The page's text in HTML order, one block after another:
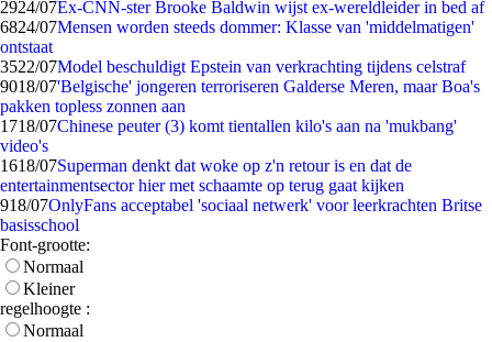
2924/07Ex-CNN-ster Brooke Baldwin wijst ex-wereldleider in bed af
6824/07Mensen worden steeds dommer: Klasse van 'middelmatigen'
ontstaat
3522/07Model beschuldigt Epstein van verkrachting tijdens celstraf
9018/07'Belgische' jongeren terroriseren Galderse Meren, maar Boa's
pakken topless zonnen aan
1718/07Chinese peuter (3) komt tientallen kilo's aan na 'mukbang'
video's
1618/07Superman denkt dat woke op z'n retour is en dat de
entertainmentsector hier met schaamte op terug gaat kijken
918/07OnlyFans acceptabel 'sociaal netwerk' voor leerkrachten Britse
basisschool
Font-grootte:
Normaal
Kleiner
regelhoogte :
Normaal